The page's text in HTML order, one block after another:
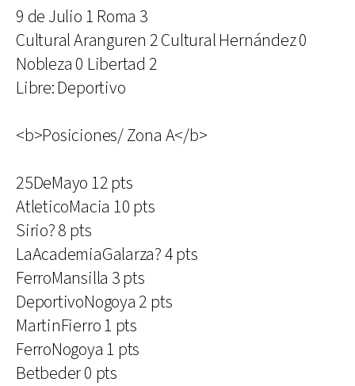
9 de Julio 1 Roma 3
Cultural Aranguren 2 Cultural Hernández 0
Nobleza 0 Libertad 2
Libre: Deportivo
<b>Posiciones/ Zona A</b>
25DeMayo 12 pts
AtleticoMacia 10 pts
Sirio? 8 pts
LaAcademiaGalarza? 4 pts
FerroMansilla 3 pts
DeportivoNogoya 2 pts
MartinFierro 1 pts
FerroNogoya 1 pts
Betbeder 0 pts